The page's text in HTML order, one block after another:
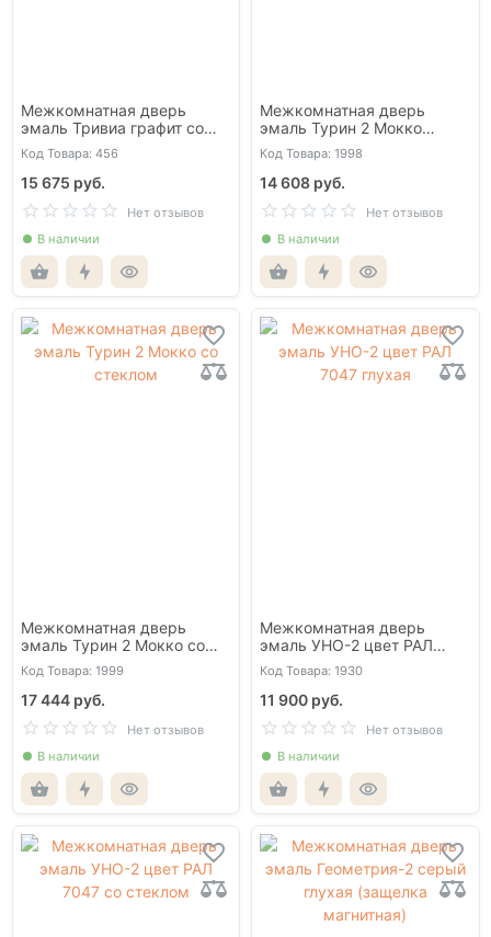
Межкомнатная дверь
эмаль Тривиа графит со
стеклом
Код Товара: 456
15 675 руб.
Нет отзывов
В наличии
Межкомнатная дверь
эмаль Турин 2 Мокко
глухая
Код Товара: 1998
14 608 руб.
Нет отзывов
В наличии
Межкомнатная дверь
эмаль Турин 2 Мокко со
стеклом
Код Товара: 1999
17 444 руб.
Нет отзывов
В наличии
Межкомнатная дверь
эмаль УНО-2 цвет РАЛ
7047 глухая
Код Товара: 1930
11 900 руб.
Нет отзывов
В наличии